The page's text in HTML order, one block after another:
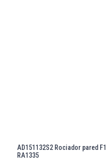
AD151132S2 Rociador pared
RA1335